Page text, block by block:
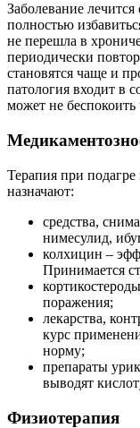
Заболевание
полностью
не перешла в
периодически
становятся чаще и
патология входит в
может не беспокоить
Терапия при
назначают:
средства,
нимесулид,
колхицин –
Принимается
поражения;
лекарства,
курс
норму;
препараты
выводят
Физиотерапия